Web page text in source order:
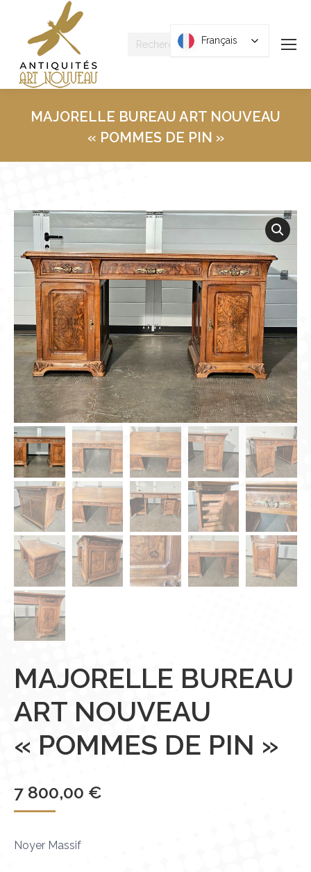
Recherche
MAJORELLE BUREAU ART NOUVEAU
« POMMES DE PIN »
MAJORELLE BUREAU
ART NOUVEAU
« POMMES DE PIN »
7 800,00 €
Noyer Massif
Français
Français